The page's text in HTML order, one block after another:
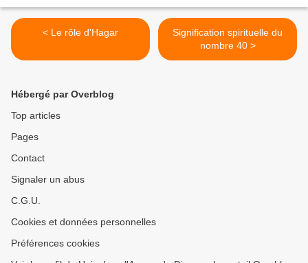
< Le rôle d'Hagar
Signification spirituelle du
nombre 40 >
Hébergé par Overblog
Top articles
Pages
Contact
Signaler un abus
C.G.U.
Cookies et données personnelles
Préférences cookies